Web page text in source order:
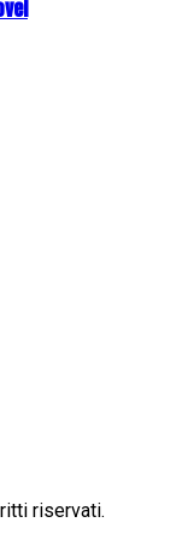
riservati.